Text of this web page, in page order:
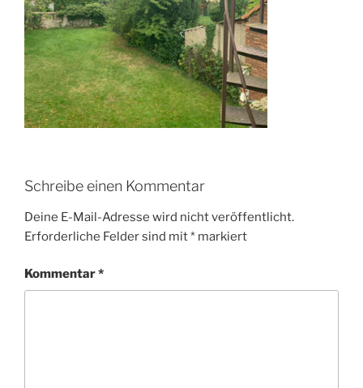
Schreibe einen Kommentar
Deine E-Mail-Adresse wird nicht veröffentlicht.
Erforderliche Felder sind mit* markiert
Kommentar*